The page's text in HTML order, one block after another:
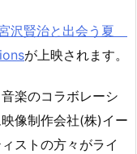
沢賢治と出会う夏
が上映されます。
楽のコラボレーシ
像制作会社(株)イー
ストの方々がライ